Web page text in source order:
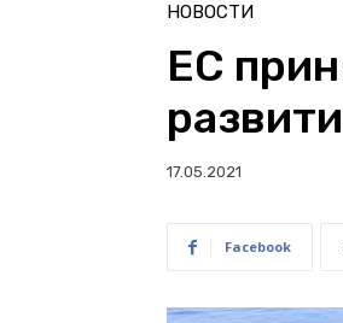
НОВОСТИ
ЕС
17.05.2021
Facebook